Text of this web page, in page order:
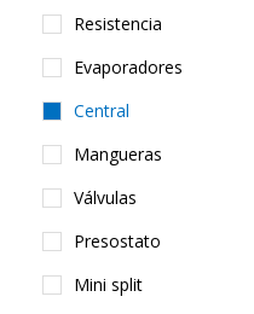
Resistencia
Evaporadores
Central
Mangueras
Válvulas
Presostato
Mini split